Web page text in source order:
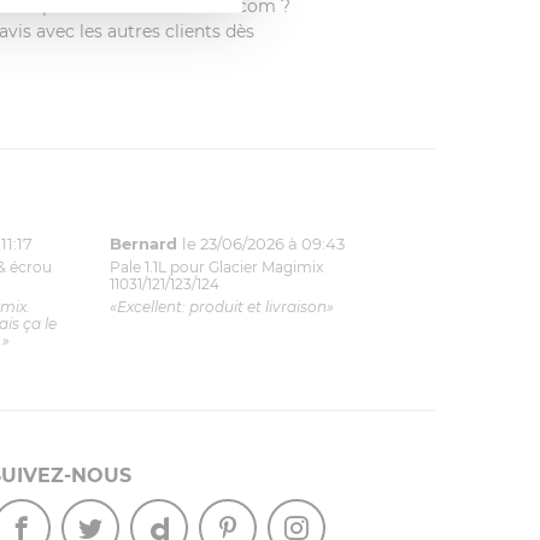
ce produit sur francisbatt.com ?
avec les autres clients dès
écrou
ça le
Bernard le 23/06/2026 à 09:43
Pale 1.1L pour Glacier Magimix
11031/121/123/124
«Excellent: produit et livraison»
NOUS